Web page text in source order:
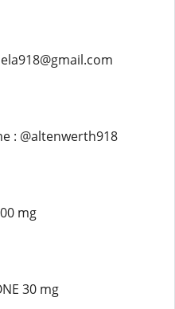
: @altenwerth918
mg
30 mg